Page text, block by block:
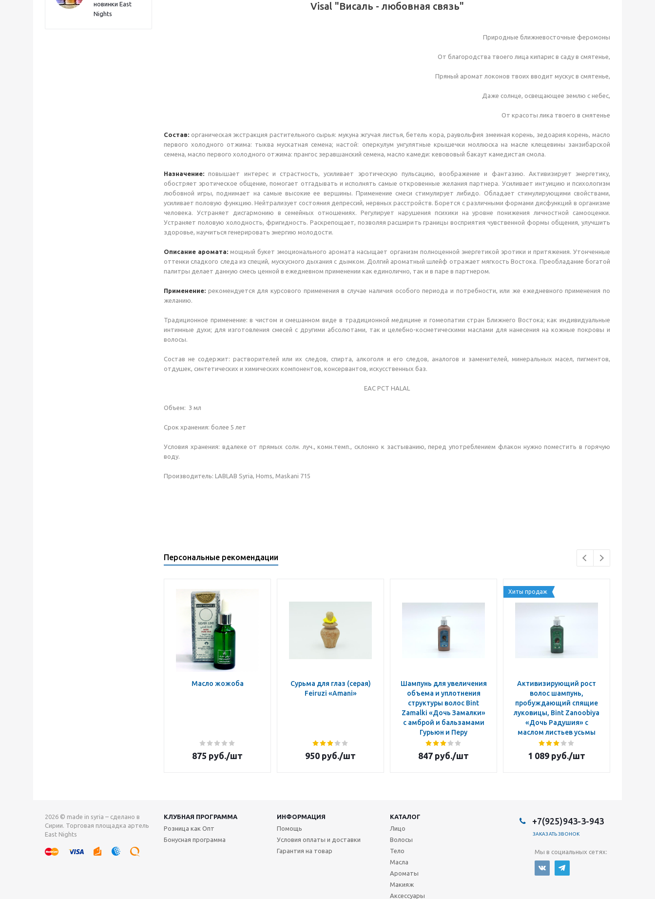
новинки East
Nights
Visal "Висаль - любовная связь"
Природные ближневосточные феромоны
От благородства твоего лица кипарис в саду в смятенье,
Пряный аромат локонов твоих вводит мускус в смятенье,
Даже солнце, освещающее землю с небес,
От красоты лика твоего в смятенье
Состав: органическая экстракция растительного сырья: мукуна жгучая листья, бетель кора, раувольфия змеиная корень, зедоария корень, масло
первого холодного отжима: тыква мускатная семена; настой: оперкулум унгулятные крышечки моллюска на масле клещевины занзибарской
семена, масло первого холодного отжима: прангос зеравшанский семена, масло камеди: кевововый бакаут камедистая смола.
Назначение: повышает интерес и страстность, усиливает эротическую пульсацию, воображение и фантазию. Активизирует энергетику,
обостряет эротическое общение, помогает отгадывать и исполнять самые откровенные желания партнера. Усиливает интуицию и психологизм
любовной игры, поднимает на самые высокие ее вершины. Применение смеси стимулирует либидо. Обладает стимулирующими свойствами,
усиливает половую функцию. Нейтрализует состояния депрессий, нервных расстройств. Борется с различными формами дисфункций в организме
человека. Устраняет дисгармонию в семейных отношениях. Регулирует нарушения психики на уровне понижения личностной самооценки.
Устраняет половую холодность, фригидность. Раскрепощает, позволяя расширить границы восприятия чувственной формы общения, улучшить
здоровье, научиться генерировать энергию молодости.
Описание аромата: мощный букет эмоционального аромата насыщает организм полноценной энергетикой эротики и притяжения. Утонченные
оттенки сладкого следа из специй, мускусного дыхания с дымком. Долгий ароматный шлейф отражает мягкость Востока. Преобладание богатой
палитры делает данную смесь ценной в ежедневном применении как единолично, так и в паре в партнером.
Применение: рекомендуется для курсового применения в случае наличия особого периода и потребности, или же ежедневного применения по
желанию.
Традиционное применение: в чистом и смешанном виде в традиционной медицине и гомеопатии стран Ближнего Востока; как индивидуальные
интимные духи; для изготовления смесей с другими абсолютами, так и целебно-косметическими маслами для нанесения на кожные покровы и
волосы.
Состав не содержит: растворителей или их следов, спирта, алкоголя и его следов, аналогов и заменителей, минеральных масел, пигментов,
отдушек, синтетических и химических компонентов, консервантов, искусственных баз.
ЕАС РСТ HALAL
Объем: 3 мл
Срок хранения: более 5 лет
Условия хранения: вдалеке от прямых солн. луч., комн.темп., склонно к застыванию, перед употреблением флакон нужно поместить в горячую
воду.
Производитель: LABLAB Syria, Homs, Maskani 715
Персональные рекомендации
Масло жожоба
875 руб./шт
Сурьма для глаз (серая)
Feiruzi «Amani»
950 руб./шт
Шампунь для увеличения
объема и уплотнения
структуры волос Bint
Zamalki «Дочь Замалки»
с амброй и бальзамами
Гурьюн и Перу
847 руб./шт
Хиты продаж
Активизирующий рост
волос шампунь,
пробуждающий спящие
луковицы, Bint Zanoobiya
«Дочь Радушия» с
маслом листьев усьмы
1 089 руб./шт
2026 © made in syria – сделано в
Сирии. Торговая площадка артель
East Nights
КЛУБНАЯ ПРОГРАММА ИНФОРМАЦИЯ
КАТАЛОГ
Розница как Опт
Бонусная программа
Помощь
Условия оплаты и доставки
Гарантия на товар
Лицо
Волосы
Тело
Масла
Ароматы
Макияж
Аксессуары
+7(925)943-3-943
ЗАКАЗАТЬ ЗВОНОК
Мы в социальных сетях: